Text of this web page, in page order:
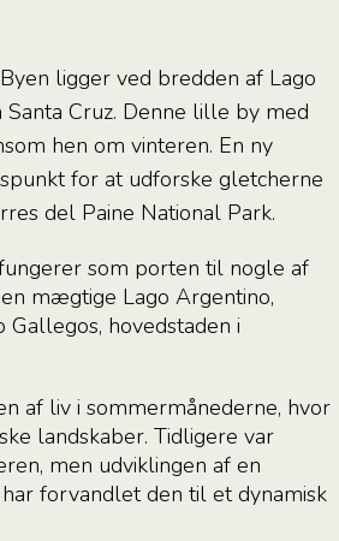
ligger ved bredden af Lago
Cruz. Denne lille by med
hen om vinteren. En ny
for at udforske gletcherne
del Paine National Park.
som porten til nogle af
mægtige Lago Argentino,
hovedstaden i
af liv i sommermånederne, hvor
landskaber. Tidligere var
men udviklingen af en
forvandlet den til et dynamisk